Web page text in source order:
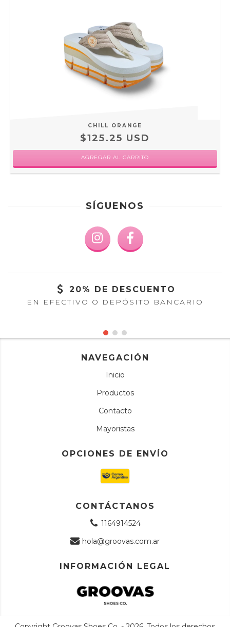
CHILL ORANGE
$125.25 USD
AGREGAR AL CARRITO
SÍGUENOS
20% DE DESCUENTO
EN EFECTIVO O DEPÓSITO BANCARIO
NAVEGACIÓN
Inicio
Productos
Contacto
Mayoristas
OPCIONES DE ENVÍO
CONTÁCTANOS
1164914524
hola@groovas.com.ar
INFORMACIÓN LEGAL